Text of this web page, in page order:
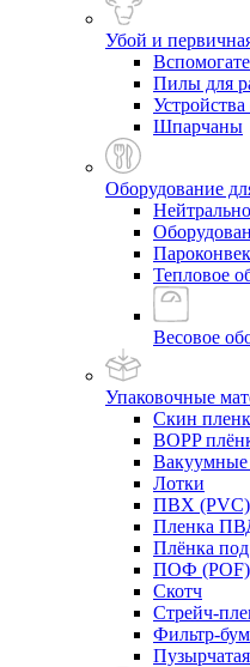
Убой и
Пилы для
Шпарчаны
Оборудование
Тепловое
Весовое
Упаковочные
Скин
BOPP
Вакуумные
Лотки
ПВХ (PVC)
Пленка
Плёнка
ПОФ (POF)
Скотч
Стрейч-
Фильтр-